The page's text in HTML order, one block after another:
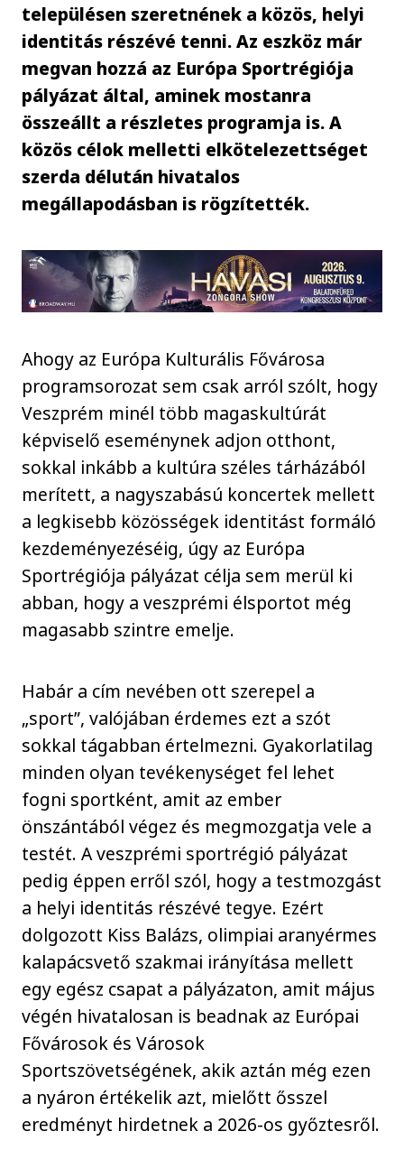
településen szeretnének a közös, helyi
identitás részévé tenni. Az eszköz már
megvan hozzá az Európa Sportrégiója
pályázat által, aminek mostanra
összeállt a részletes programja is. A
közös célok melletti elkötelezettséget
szerda délután hivatalos
megállapodásban is rögzítették.
Ahogy az Európa Kulturális Fővárosa
programsorozat sem csak arról szólt, hogy
Veszprém minél több magaskultúrát
képviselő eseménynek adjon otthont,
sokkal inkább a kultúra széles tárházából
merített, a nagyszabású koncertek mellett
a legkisebb közösségek identitást formáló
kezdeményezéséig, úgy az Európa
Sportrégiója pályázat célja sem merül ki
abban, hogy a veszprémi élsportot még
magasabb szintre emelje.
Habár a cím nevében ott szerepel a
„sport”, valójában érdemes ezt a szót
sokkal tágabban értelmezni. Gyakorlatilag
minden olyan tevékenységet fel lehet
fogni sportként, amit az ember
önszántából végez és megmozgatja vele a
testét. A veszprémi sportrégió pályázat
pedig éppen erről szól, hogy a testmozgást
a helyi identitás részévé tegye. Ezért
dolgozott Kiss Balázs, olimpiai aranyérmes
kalapácsvető szakmai irányítása mellett
egy egész csapat a pályázaton, amit május
végén hivatalosan is beadnak az Európai
Fővárosok és Városok
Sportszövetségének, akik aztán még ezen
a nyáron értékelik azt, mielőtt ősszel
eredményt hirdetnek a 2026-os győztesről.